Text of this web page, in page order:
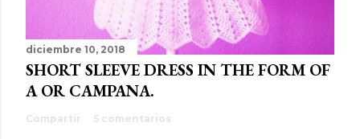
diciembre 10, 2018
SHORT SLEEVE DRESS IN THE FORM OF
A OR CAMPANA.
Compartir 5 comentarios